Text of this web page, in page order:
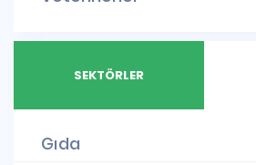
SEKTÖRLER
Gıda